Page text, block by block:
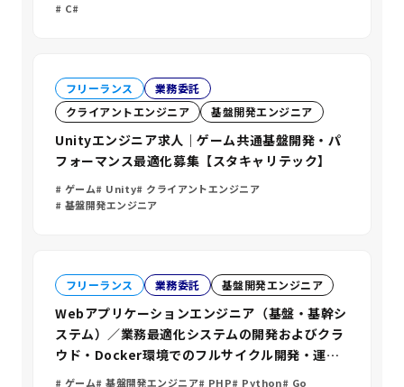
C#
フリーランス
業務委託
クライアントエンジニア
基盤開発エンジニア
Unityエンジニア求人｜ゲーム共通基盤開発・パ
フォーマンス最適化募集【スタキャリテック】
ゲーム Unity
クライアントエンジニア
基盤開発エンジニア
フリーランス 業務委託 基盤開発エンジニア
Webアプリケーションエンジニア（基盤・基幹シ
ステム）／業務最適化システムの開発およびクラ
ウド・Docker環境でのフルサイクル開発・運用
改善業務【スタキャリテック】
ゲーム 基盤開発エンジニア PHP Python Go